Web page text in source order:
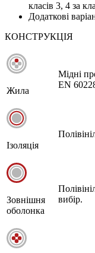
класів 3, 4 за
Додаткові
КОНСТРУКЦІЯ
Жила
Мідні
EN
Ізоляція
Зовнішня
оболонка
вибір.